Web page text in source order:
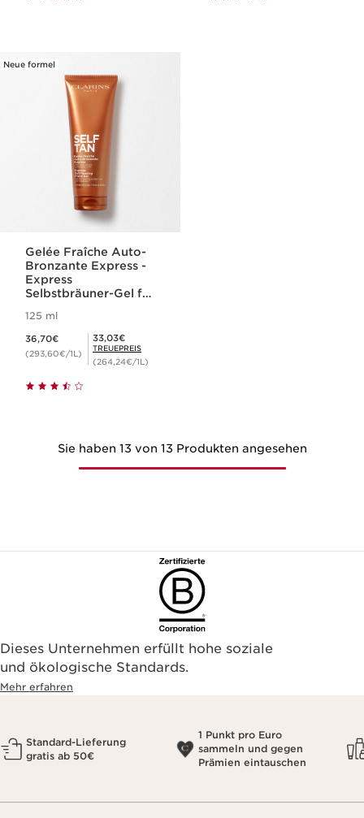
Neue formel
Gelée Fraîche Auto-
Bronzante Express -
Express
Selbstbräuner-Gel für
125 ml
36,70€
(293,60€/1L)
Mitgliederpreis 33,03€
33,03€
TREUEPREIS
(264,24€/1L)
Sie haben 13 von 13 Produkten angesehen
Dieses Unternehmen erfüllt hohe soziale
und ökologische Standards.
Mehr erfahren
Standard-Lieferung
gratis ab 50€
1 Punkt pro Euro
sammeln und gegen
Prämien eintauschen